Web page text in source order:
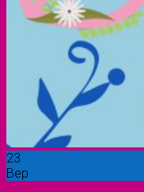
23
Вер